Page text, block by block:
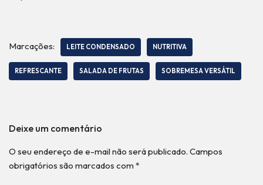
Marcações: LEITE CONDENSADO NUTRITIVA
REFRESCANTE SALADA DE FRUTAS SOBREMESA VERSÁTIL
Deixe um comentário
O seu endereço de e-mail não será publicado. Campos
obrigatórios são marcados com *